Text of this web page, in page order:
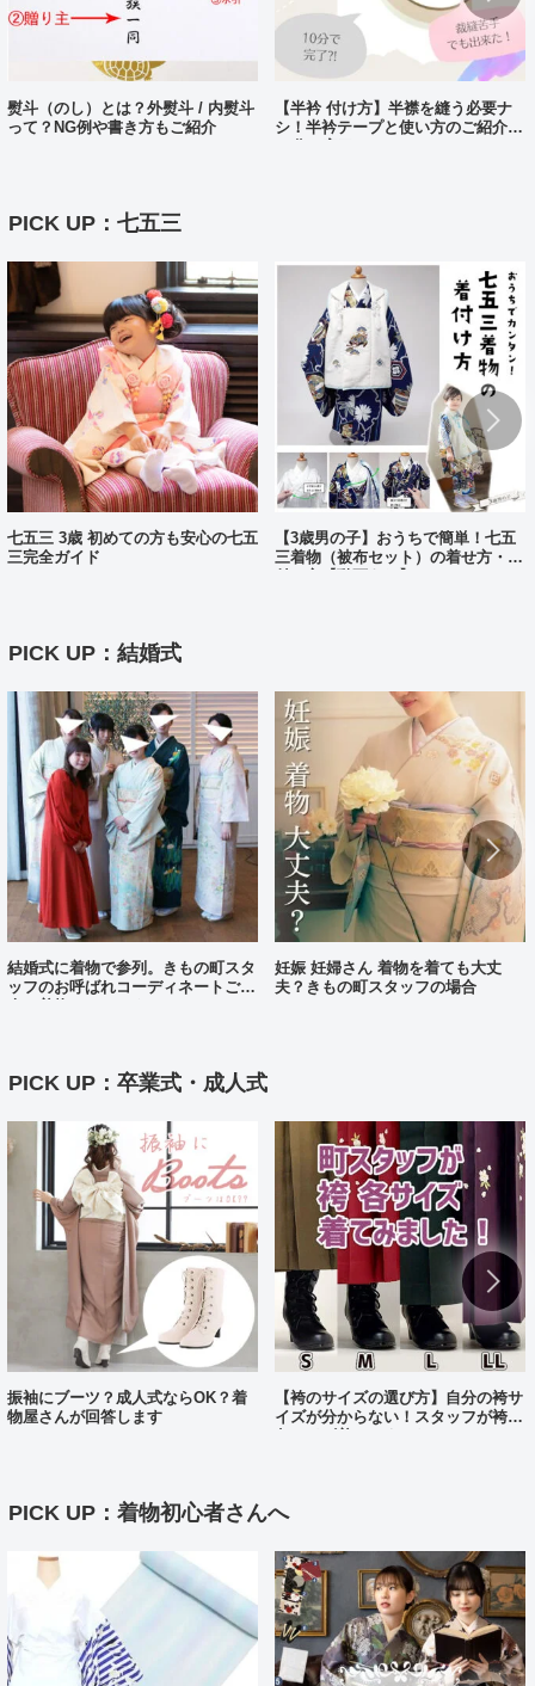
熨斗（のし）とは？外熨斗 / 内熨斗
って？NG例や書き方もご紹介
【半衿 付け方】半襟を縫う必要ナ
シ！半衿テープと使い方のご紹介。
PICK UP：七五三
七五三 3歳 初めての方も安心の七五
三完全ガイド
【3歳男の子】おうちで簡単！七五
三着物（被布セット）の着せ方・着
PICK UP：結婚式
結婚式に着物で参列。きもの町スタ
ッフのお呼ばれコーディネートご紹
妊娠 妊婦さん 着物を着ても大丈
夫？きもの町スタッフの場合
PICK UP：卒業式・成人式
振袖にブーツ？成人式ならOK？着
物屋さんが回答します
【袴のサイズの選び方】自分の袴サ
イズが分からない！スタッフが袴、
PICK UP：着物初心者さんへ